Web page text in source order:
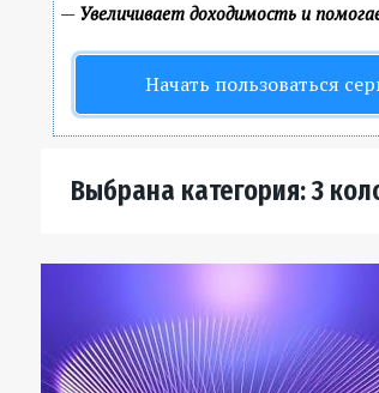
— Увеличивает доходимость и
Начать пользоваться
Выбрана категория: 3